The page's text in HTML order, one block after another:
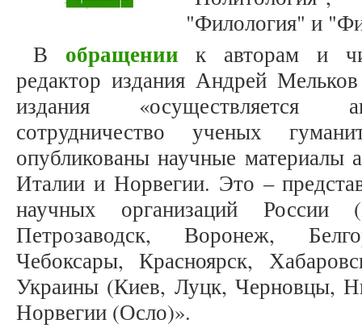
"Филология" и
В обращении к авторам и
редактор издания Андрей
издания «осуществляется
сотрудничество ученых
опубликованы научные материалы
Италии и Норвегии. Это –
научных организаций России
Петрозаводск, Воронеж,
Чебоксары, Красноярск,
Украины (Киев, Луцк, Черновцы,
Норвегии (Осло)».